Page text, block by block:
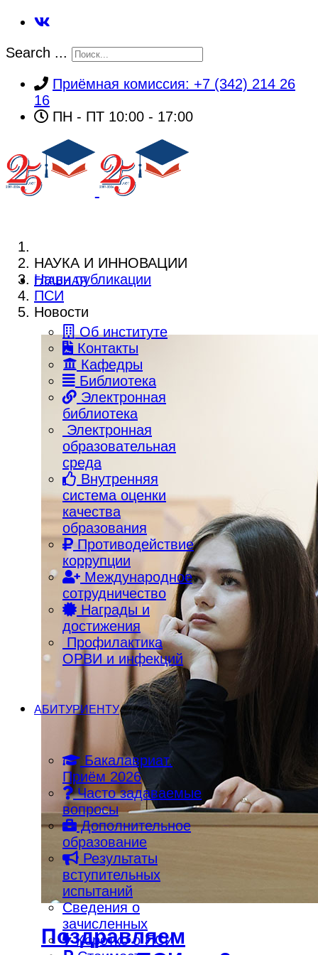
Search ...
Приёмная комиссия: +7 (342) 214 26
16
ПН - ПТ 10:00 - 17:00
ГЛАВНАЯ
Об институте
Контакты
Кафедры
Библиотека
Электронная
библиотека
Электронная
образовательная
среда
Внутренняя
система оценки
качества
образования
Противодействие
коррупции
Международное
сотрудничество
Награды и
достижения
Профилактика
ОРВИ и инфекций
АБИТУРИЕНТУ
Бакалавриат.
Приём 2026
Часто задаваемые
вопросы
Дополнительное
образование
Результаты
вступительных
испытаний
Сведения о
зачисленных
Коротко о ПСИ
НАУКА И ИННОВАЦИИ
Наши публикации
ПСИ
Новости
Поздравляем